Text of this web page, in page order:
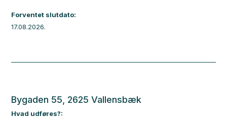
Forventet slutdato:
17.08.2026.
Bygaden 55, 2625 Vallensbæk
Hvad udføres?: